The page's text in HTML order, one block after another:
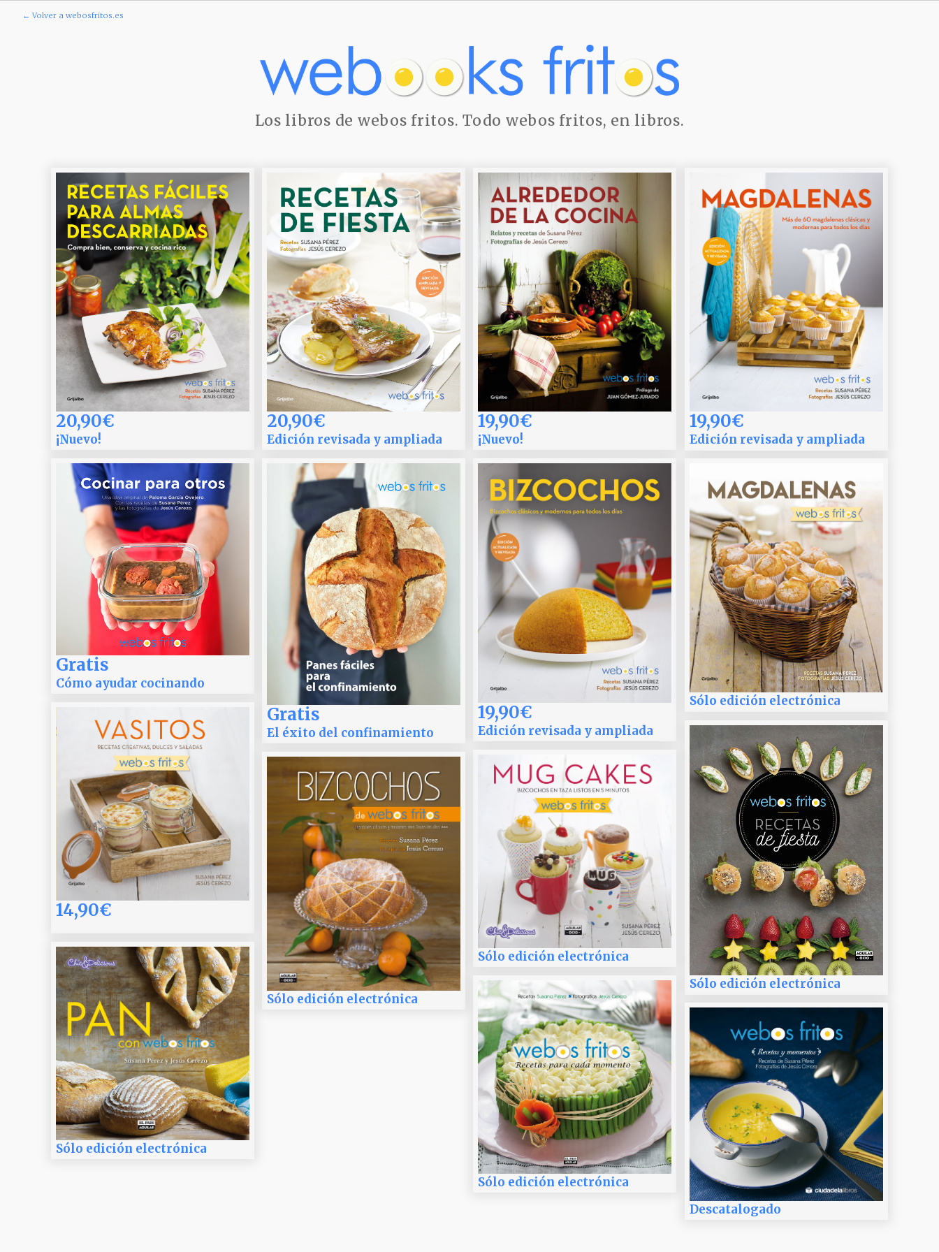
← Volver a webosfritos.es
Los libros de webos fritos. Todo webos fritos, en libros.
20,90€
¡Nuevo!
20,90€
Edición revisada y ampliada
19,90€
¡Nuevo!
19,90€
Edición revisada y ampliada
19,90€
Edición revisada y ampliada
Gratis
Cómo ayudar cocinando
Gratis
El éxito del confinamiento
Sólo edición electrónica
14,90€
Sólo edición electrónica
Sólo edición electrónica
Sólo edición electrónica
Sólo edición electrónica
Sólo edición electrónica
Descatalogado